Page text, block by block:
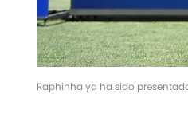
Raphinha ya ha sido